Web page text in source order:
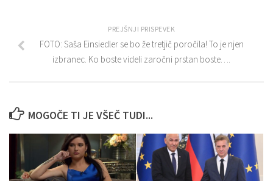
PREJŠNJI PRISPEVEK
FOTO: Saša Einsiedler se bo že tretjič poročila! To je njen
izbranec. Ko boste videli zaročni prstan boste….
MOGOČE TI JE VŠEČ TUDI...